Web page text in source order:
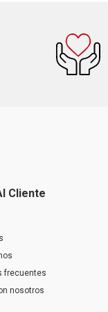
Cliente
frecuentes
nosotros